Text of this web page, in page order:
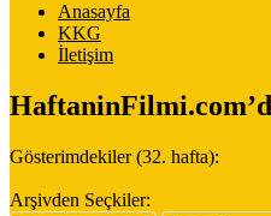
Anasayfa
KKG
İletişim
Gösterimdekiler (32. hafta):
Arşivden Seçkiler: